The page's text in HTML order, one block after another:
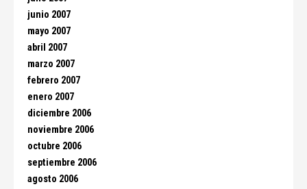
junio 2007
mayo 2007
abril 2007
marzo 2007
febrero 2007
enero 2007
diciembre 2006
noviembre 2006
octubre 2006
septiembre 2006
agosto 2006